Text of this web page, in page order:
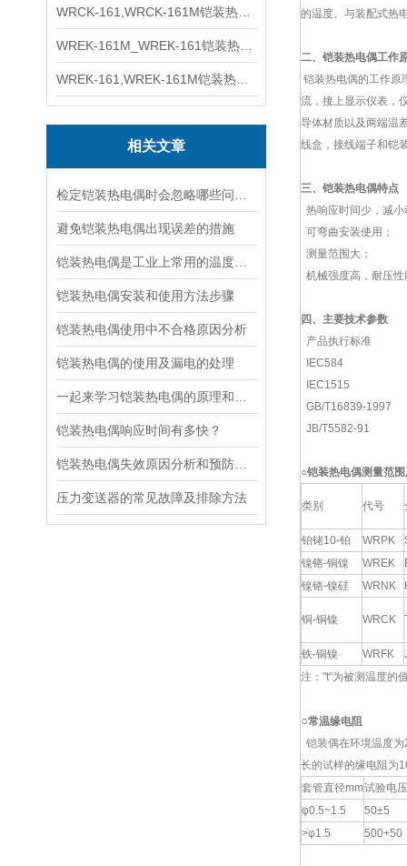
相关文章
避免铠装热电偶出现误差的措施
铠装热电偶安装和使用方法步骤
铠装热电偶使用中不合格原因分析
铠装热电偶的使用及漏电的处理
铠装热电偶响应时间有多快？
压力变送器的常见故障及排除方法
的温度。与装配式热
二、铠装热电偶工作
铠装热电偶的工作原
流，接上显示仪表，
导体材质以及两端温
线盒，接线端子和铠
三、铠装热电偶特点
热响应时间少，减
可弯曲安装使用；
测量范围大；
机械强度高，耐压性
四、主要技术参数
产品执行标准
IEC584
IEC1515
GB/T16839-1997
JB/T5582-91
○铠装热电偶测量范
类别 代号
铂铑10-铂 WRPK
镍铬-铜镍
WREK
镍铬-镍硅
WRNK
铜-铜镍 WRCK
铁-铜镍 WRFK
注："t"为被测温度的
○常温缘电阻
铠装偶在环境温度
长的试样的缘电阻为
套管直径mm试验电
φ0.5~1.5
50±5
>φ1.5
500+50